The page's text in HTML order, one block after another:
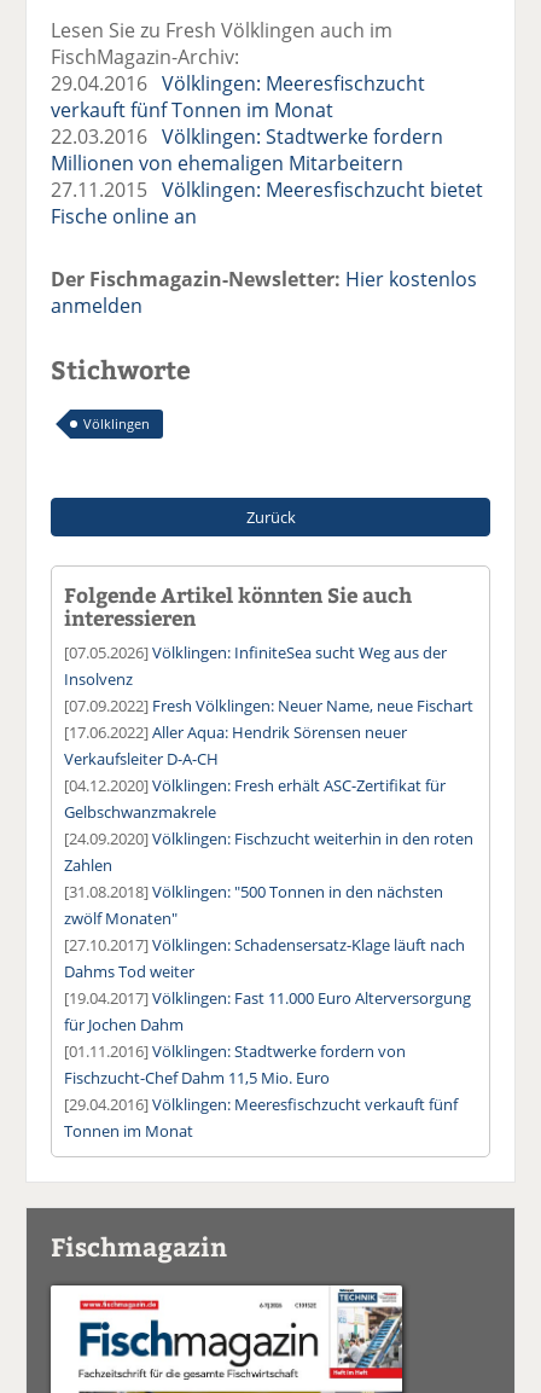
Lesen Sie zu Fresh Völklingen auch im
FischMagazin-Archiv:
29.04.2016Völklingen: Meeresfischzucht
verkauft fünf Tonnen im Monat
22.03.2016Völklingen: Stadtwerke fordern
Millionen von ehemaligen Mitarbeitern
27.11.2015Völklingen: Meeresfischzucht bietet
Fische online an
Der Fischmagazin-Newsletter: Hier kostenlos
anmelden
Stichworte
Völklingen
Zurück
Folgende Artikel könnten Sie auch
interessieren
[07.05.2026]Völklingen: InfiniteSea sucht Weg aus der
Insolvenz
[07.09.2022] Fresh Völklingen: Neuer Name, neue Fischart
[17.06.2022]Aller Aqua: Hendrik Sörensen neuer
Verkaufsleiter D-A-CH
[04.12.2020]Völklingen: Fresh erhält ASC-Zertifikat für
Gelbschwanzmakrele
[24.09.2020]Völklingen: Fischzucht weiterhin in den roten
Zahlen
[31.08.2018]Völklingen: "500 Tonnen in den nächsten
zwölf Monaten"
[27.10.2017]Völklingen: Schadensersatz-Klage läuft nach
Dahms Tod weiter
[19.04.2017]Völklingen: Fast 11.000 Euro Alterversorgung
für Jochen Dahm
[01.11.2016]Völklingen: Stadtwerke fordern von
Fischzucht-Chef Dahm 11,5 Mio. Euro
[29.04.2016]Völklingen: Meeresfischzucht verkauft fünf
Tonnen im Monat
Fischmagazin